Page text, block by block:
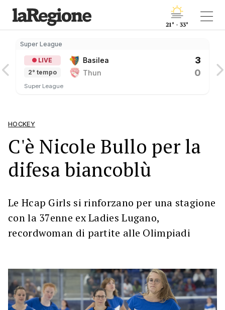
21° - 33°
Super League
LIVE
2° tempo
Basilea 3
Thun 0
Super League
HOCKEY
C'è Nicole Bullo per la
difesa biancoblù
Le Hcap Girls si rinforzano per una stagione
con la 37enne ex Ladies Lugano,
recordwoman di partite alle Olimpiadi